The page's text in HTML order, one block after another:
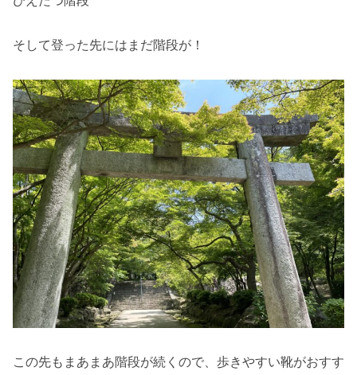
そして登った先にはまだ階段が！
この先もまあまあ階段が続くので、歩きやすい靴がおすす